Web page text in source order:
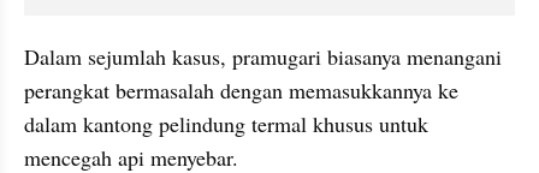
Dalam sejumlah kasus, pramugari biasanya menangani
perangkat bermasalah dengan memasukkannya ke
dalam kantong pelindung termal khusus untuk
mencegah api menyebar.